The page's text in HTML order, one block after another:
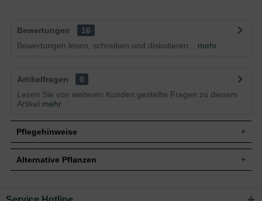
Bewertungen
16
Bewertungen lesen, schreiben und diskutieren...
mehr
Artikelfragen
0
Lesen Sie von weiteren Kunden gestellte Fragen zu diesem
Artikel mehr
Pflegehinweise
Pflanz- und Pflegetipps Acer rubrum 'Red Sunset'
Alternative Pflanzen